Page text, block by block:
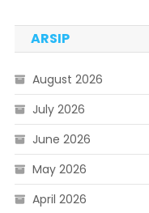
ARSIP
August 2026
July 2026
June 2026
May 2026
April 2026